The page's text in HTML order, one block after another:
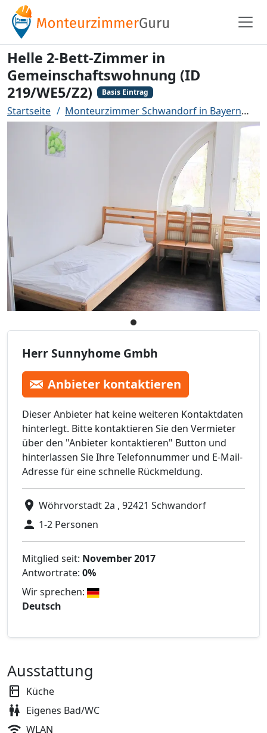
Helle 2-Bett-Zimmer in
Gemeinschaftswohnung (ID
219/WE5/Z2)
Basis Eintrag
Startseite Monteurzimmer Schwandorf in Bayern
Herr Sunnyhome Gmbh
Anbieter kontaktieren
Dieser Anbieter hat keine weiteren Kontaktdaten
hinterlegt. Bitte kontaktieren Sie den Vermieter
über den "Anbieter kontaktieren" Button und
hinterlassen Sie Ihre Telefonnummer und E-Mail-
Adresse für eine schnelle Rückmeldung.
Wöhrvorstadt 2a , 92421 Schwandorf
1-2 Personen
Mitglied seit: November 2017
Antwortrate: 0%
Wir sprechen:
Deutsch
Ausstattung
Küche
Eigenes Bad/WC
WLAN